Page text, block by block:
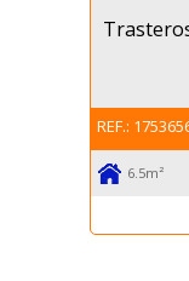
REF.:
6.5m²